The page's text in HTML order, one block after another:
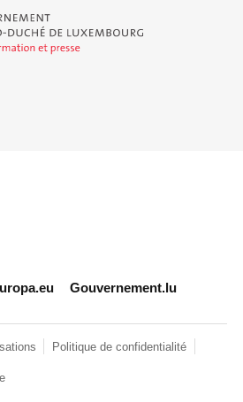
Duché de Luxembourg - Service
data.public.lu
Gouvernement.lu
Politique de confidentialité